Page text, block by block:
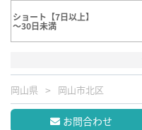
ショート【7日以上】
～30日未満
岡山県 岡山市北区
お問合わせ